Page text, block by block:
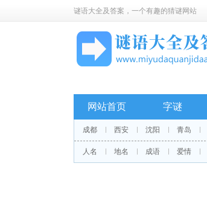
谜语大全及答案 ，一个有趣的猜谜网站
网站首页 字谜
成都 西安 沈阳 青岛
人名 地名 成语 爱情